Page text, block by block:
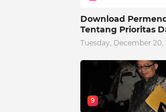
Download
Tentang Prioritas
Tuesday, December 20,
9